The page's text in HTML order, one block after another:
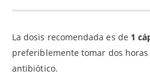
La dosis recomendada es de 1
preferiblemente tomar dos
antibiótico.